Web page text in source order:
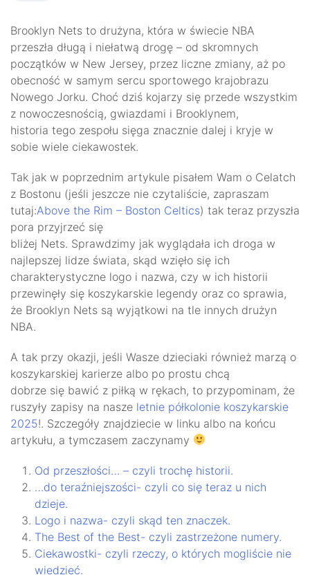
Brooklyn Nets to drużyna, która w świecie NBA
przeszła długą i niełatwą drogę – od skromnych
początków w New Jersey, przez liczne zmiany, aż po
obecność w samym sercu sportowego krajobrazu
Nowego Jorku. Choć dziś kojarzy się przede wszystkim
z nowoczesnością, gwiazdami i Brooklynem,
historia tego zespołu sięga znacznie dalej i kryje w
sobie wiele ciekawostek.
Tak jak w poprzednim artykule pisałem Wam o Celatch
z Bostonu (jeśli jeszcze nie czytaliście, zapraszam
tutaj:Above the Rim – Boston Celtics) tak teraz przyszła
pora przyjrzeć się
bliżej Nets. Sprawdzimy jak wyglądała ich droga w
najlepszej lidze świata, skąd wzięło się ich
charakterystyczne logo i nazwa, czy w ich historii
przewinęły się koszykarskie legendy oraz co sprawia,
że Brooklyn Nets są wyjątkowi na tle innych drużyn
NBA.
A tak przy okazji, jeśli Wasze dzieciaki również marzą o
koszykarskiej karierze albo po prostu chcą
dobrze się bawić z piłką w rękach, to przypominam, że
ruszyły zapisy na nasze letnie półkolonie koszykarskie
2025!. Szczegóły znajdziecie w linku albo na końcu
artykułu, a tymczasem zaczynamy
Od przeszłości… – czyli trochę historii.
…do teraźniejszości- czyli co się teraz u nich
dzieje.
Logo i nazwa- czyli skąd ten znaczek.
The Best of the Best- czyli zastrzeżone numery.
Ciekawostki- czyli rzeczy, o których mogliście nie
wiedzieć.